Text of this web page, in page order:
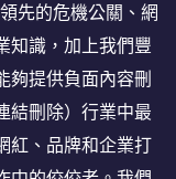
領先的危機公關、網
知識，加上我們豐
夠提供負面內容刪
結刪除）行業中最
紅、品牌和企業打